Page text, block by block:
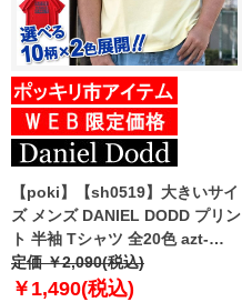
【poki】【sh0519】大きいサイ
ズ メンズ DANIEL DODD プリン
ト 半袖 Tシャツ 全20色 azt-
2202pt1
定価 ￥2,090(税込)
￥1,490(税込)